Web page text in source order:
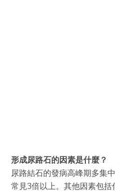
形成尿路石的因素是什麼？
尿路結石的發病高峰期多集
常見3倍以上。其他因素包